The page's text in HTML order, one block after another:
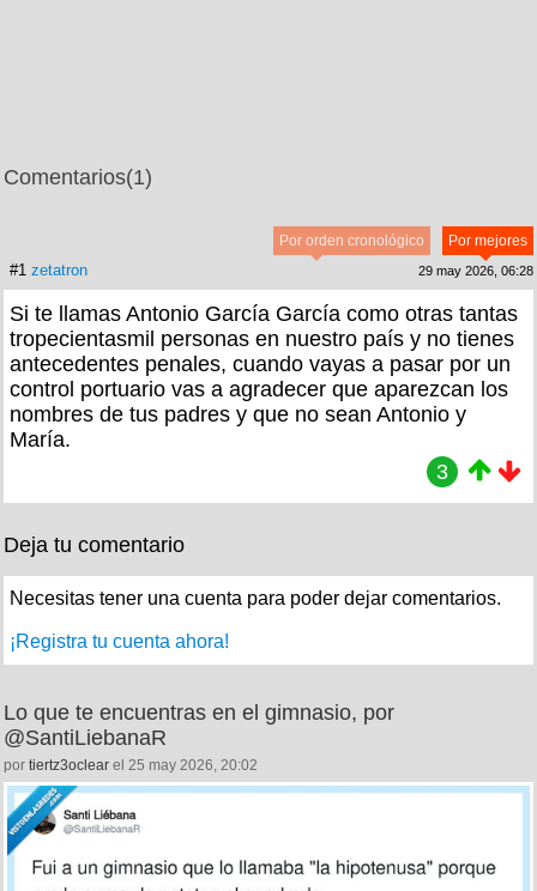
Comentarios(1)
Por mejores
Por orden cronológico
#1 zetatron 29 may 2026, 06:28
Si te llamas Antonio García García como otras tantas
tropecientasmil personas en nuestro país y no tienes
antecedentes penales, cuando vayas a pasar por un
control portuario vas a agradecer que aparezcan los
nombres de tus padres y que no sean Antonio y
María.
3
Deja tu comentario
Necesitas tener una cuenta para poder dejar comentarios.
¡Registra tu cuenta ahora!
Lo que te encuentras en el gimnasio, por
@SantiLiebanaR
por tiertz3oclear el 25 may 2026, 20:02